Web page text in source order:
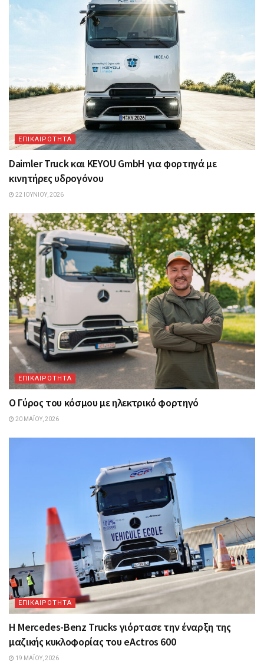
ΕΠΙΚΑΙΡΟΤΗΤΑ
Daimler Truck και KEYOU GmbH για φορτηγά με
κινητήρες υδρογόνου
22 ΙΟΥΝΊΟΥ, 2026
ΕΠΙΚΑΙΡΟΤΗΤΑ
Ο Γύρος του κόσμου με ηλεκτρικό φορτηγό
20 ΜΑΪ́ΟΥ, 2026
ΕΠΙΚΑΙΡΟΤΗΤΑ
Η Mercedes-Benz Trucks γιόρτασε την έναρξη της
μαζικής κυκλοφορίας του eActros 600
19 ΜΑΪ́ΟΥ, 2026